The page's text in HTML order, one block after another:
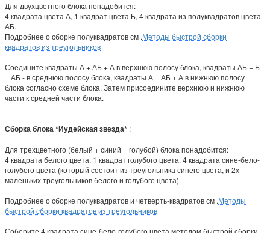
Для двухцветного блока понадобится:
4 квадрата цвета А, 1 квадрат цвета Б, 4 квадрата из полуквадратов цвета
АБ.
Подробнее о сборке полуквадратов см .Методы быстрой сборки
квадратов из треугольников
Соедините квадраты А + АБ + А в верхнюю полосу блока, квадраты АБ + Б
+ АБ - в среднюю полосу блока, квадраты А + АБ + А в нижнюю полосу
блока согласно схеме блока. Затем присоедините верхнюю и нижнюю
части к средней части блока.
Сборка блока *Иудейская звезда* :
Для трехцветного (белый + синий + голубой) блока понадобится:
4 квадрата белого цвета, 1 квадрат голубого цвета, 4 квадрата сине-бело-
голубого цвета (который состоит из треугольника синего цвета, и 2х
маленьких треугольников белого и голубого цвета).
Подробнее о сборке полуквадратов и четверть-квадратов см .Методы
быстрой сборки квадратов из треугольников
Соберите 4 квадрата сине-бело-голубого цвета методом быстрой сборки.